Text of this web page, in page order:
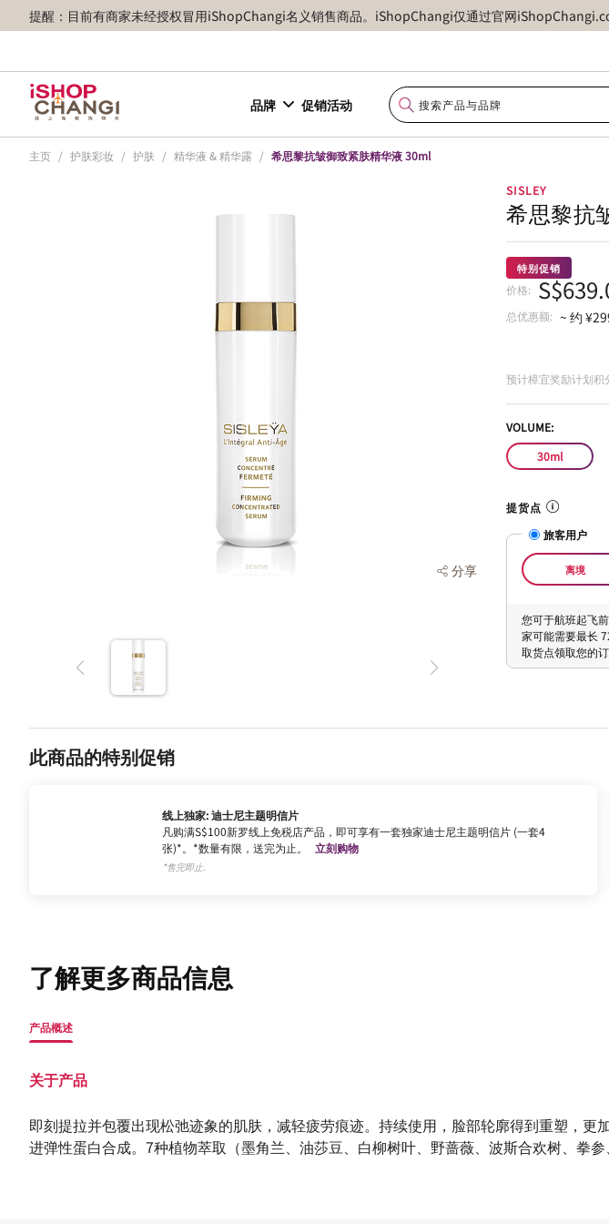
提醒：目前有商家未经授权冒用iShopChangi名义销售商品。iShopChangi仅通过官网
品牌 促销活动
主页 / 护肤彩妆 / 护肤 / 精华液 & 精华露 / 希思黎抗皱御致紧肤精华液 30ml
分享
SISLEY
希思黎抗
特别促销
价格:
总优惠额: ~ 约
预计樟宜奖励计划积
VOLUME:
30ml
提货点
旅客用户
离境
您可于航班起飞
家可能需要最长
取货点领取您的
此商品的特别促销
线上独家: 迪士尼主题明信片
凡购满S$100新罗线上免税店产品，即可享有一套独家迪士尼主题明信片 (一套4
张)*。*数量有限，送完为止。
立刻购物
*售完即止.
了解更多商品信息
产品概述
关于产品
即刻提拉并包覆出现松弛迹象的肌肤，减轻疲劳痕迹。持续使用，脸部轮廓得到重塑，
进弹性蛋白合成。7种植物萃取（墨角兰、油莎豆、白柳树叶、野蔷薇、波斯合欢树、拳